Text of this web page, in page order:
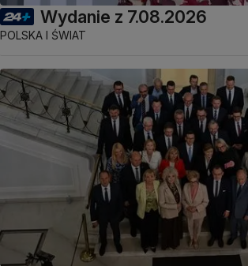
Wydanie z 7.08.2026
POLSKA I ŚWIAT